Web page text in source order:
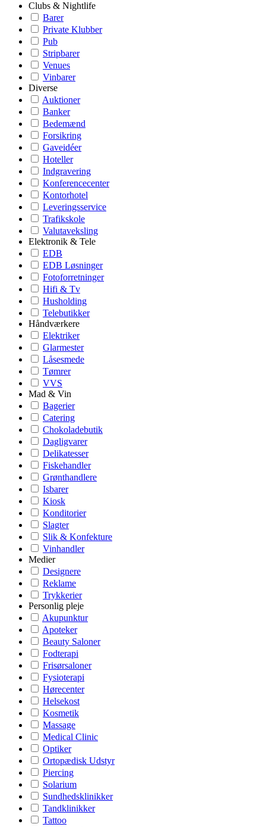
Clubs & Nightlife
Barer
Private Klubber
Pub
Stripbarer
Venues
Vinbarer
Diverse
Auktioner
Banker
Bedemænd
Forsikring
Gaveidéer
Hoteller
Indgravering
Konferencecenter
Kontorhotel
Leveringsservice
Trafikskole
Valutaveksling
Elektronik & Tele
EDB
EDB Løsninger
Fotoforretninger
Hifi & Tv
Husholding
Telebutikker
Håndværkere
Elektriker
Glarmester
Låsesmede
Tømrer
VVS
Mad & Vin
Bagerier
Catering
Chokoladebutik
Dagligvarer
Delikatesser
Fiskehandler
Grønthandlere
Isbarer
Kiosk
Konditorier
Slagter
Slik & Konfekture
Vinhandler
Medier
Designere
Reklame
Trykkerier
Personlig pleje
Akupunktur
Apoteker
Beauty Saloner
Fodterapi
Frisørsaloner
Fysioterapi
Hørecenter
Helsekost
Kosmetik
Massage
Medical Clinic
Optiker
Ortopædisk Udstyr
Piercing
Solarium
Sundhedsklinikker
Tandklinikker
Tattoo